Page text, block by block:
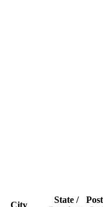
City
State /